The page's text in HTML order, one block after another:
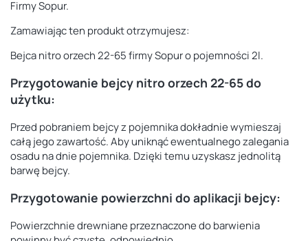
Firmy Sopur.
Zamawiając ten produkt otrzymujesz:
Bejca nitro orzech 22-65 firmy Sopur o pojemności 2l.
Przygotowanie bejcy nitro orzech 22-65 do
użytku:
Przed pobraniem bejcy z pojemnika dokładnie wymieszaj
całą jego zawartość. Aby uniknąć ewentualnego zalegania
osadu na dnie pojemnika. Dzięki temu uzyskasz jednolitą
barwę bejcy.
Przygotowanie powierzchni do aplikacji bejcy:
Powierzchnie drewniane przeznaczone do barwienia